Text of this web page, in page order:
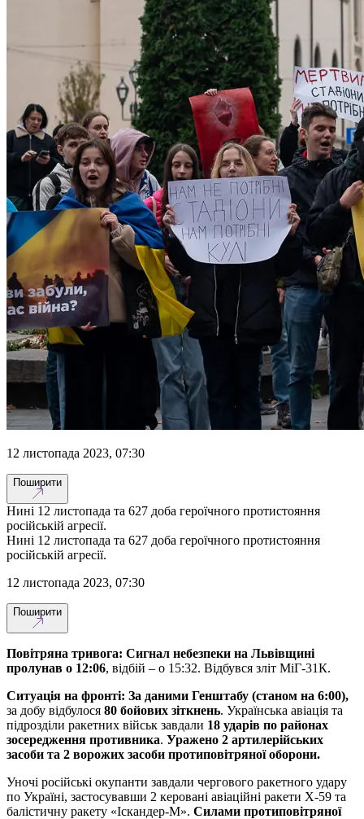
12 листопада 2023, 07:30
Поширити
Нині 12 листопада та 627 доба героїчного протистояння
російській агресії.
Нині 12 листопада та 627 доба героїчного протистояння
російській агресії.
12 листопада 2023, 07:30
Поширити
Повітряна тривога: Сигнал небезпеки на Львівщині
пролунав о 12:06, відбій – о 15:32. Відбувся зліт МіГ-31К.
Ситуація на фронті: За даними Генштабу (станом на 6:00),
за добу відбулося 80 бойових зіткнень. Українська авіація та
підрозділи ракетних військ завдали 18 ударів по районах
зосередження противника. Уражено 2 артилерійських
засоби та 2 ворожих засоби протиповітряної оборони.
Уночі російські окупанти завдали чергового ракетного удару
по Україні, застосувавши 2 керовані авіаційні ракети Х-59 та
балістичну ракету «Іскандер-М». Силами протиповітряної